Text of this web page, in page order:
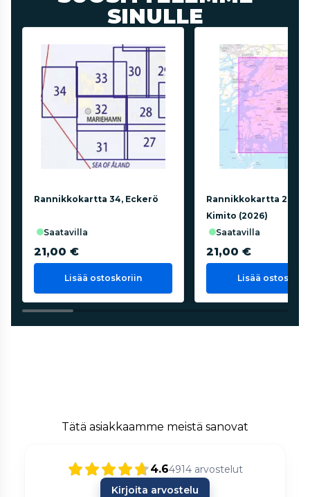
SINULLE
Rannikkokartta 34, Eckerö
saatavilla
21,00 €
Lisää ostoskoriin
Rannikkokartta 23,
Kimito (2026)
saatavilla
21,00 €
Lisää
Tätä asiakkaamme meistä sanovat
4.64914 arvostelut
Kirjoita arvostelu